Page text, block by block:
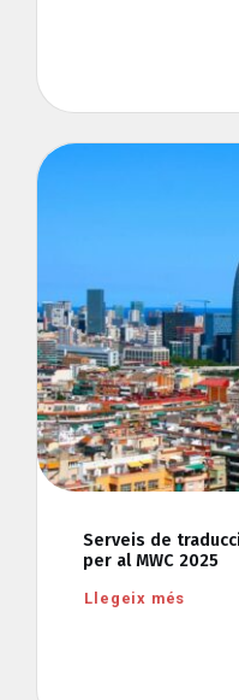
Serveis de
per al MWC 2025
Llegeix més